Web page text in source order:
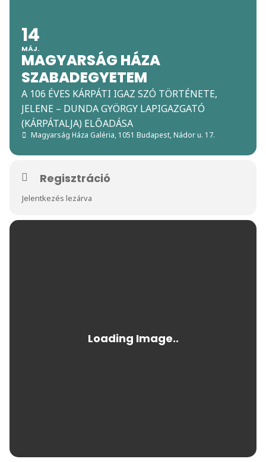
14
MÁJ.
MAGYARSÁG HÁZA
SZABADEGYETEM
A 106 ÉVES KÁRPÁTI IGAZ SZÓ TÖRTÉNETE,
JELENE – DUNDA GYÖRGY LAPIGAZGATÓ
(KÁRPÁTALJA) ELŐADÁSA
Magyarság Háza Galéria, 1051 Budapest, Nádor u. 17.
Regisztráció
Jelentkezés lezárva